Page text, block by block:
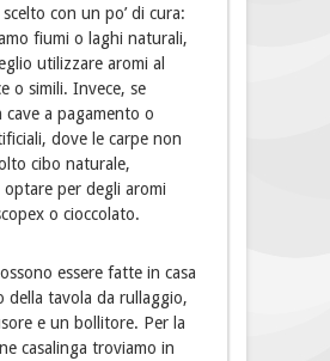
scelto con un po’ di cura:
fiumi o laghi naturali,
utilizzare aromi al
o simili. Invece, se
cave a pagamento o
dove le carpe non
cibo naturale,
optare per degli aromi
o cioccolato.
essere fatte in casa
della tavola da rullaggio,
e un bollitore. Per la
casalinga troviamo in